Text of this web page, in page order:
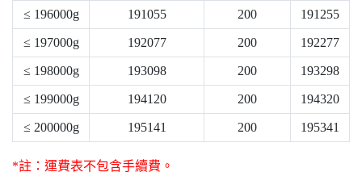
≤ 196000g 191055 200 191255
≤ 197000g 192077 200 192277
≤ 198000g 193098 200 193298
≤ 199000g 194120 200 194320
≤ 200000g 195141 200 195341
*註 ：運費表不包含手續費。